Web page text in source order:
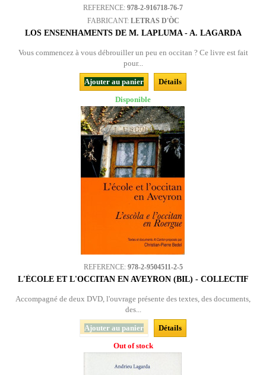
REFERENCE: 978-2-916718-76-7
FABRICANT: LETRAS D'ÒC
LOS ENSENHAMENTS DE M. LAPLUMA - A. LAGARDA
Vous commencez à vous débrouiller un peu en occitan ? Ce livre est fait
pour...
Ajouter au panier
Détails
Disponible
REFERENCE: 978-2-9504511-2-5
L'ÉCOLE ET L'OCCITAN EN AVEYRON (BIL) - COLLECTIF
Accompagné de deux DVD, l'ouvrage présente des textes, des documents,
des...
Ajouter au panier
Détails
Out of stock